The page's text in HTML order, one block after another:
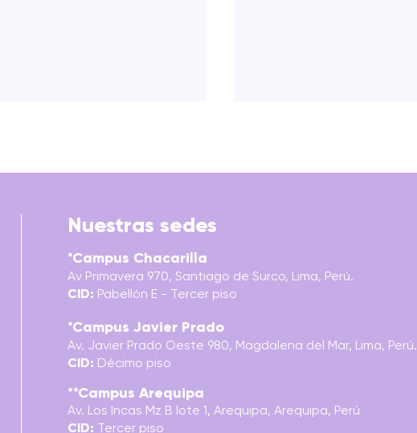
DOMÓTICA: TRATADOS,
INSTALACIONES Y
EJERCICIOS
MATTER
Nuestras sedes
*Campus Chacarilla
Av Primavera 970, Santiago de Surco, Lima, Perú.
CID: Pabellón E - Tercer piso
*Campus Javier Prado
Av. Javier Prado Oeste 980, Magdalena del Mar, Lima, Perú.
CID: Décimo piso
**Campus Arequipa
Av. Los Incas Mz B lote 1, Arequipa, Arequipa, Perú
CID: Tercer piso